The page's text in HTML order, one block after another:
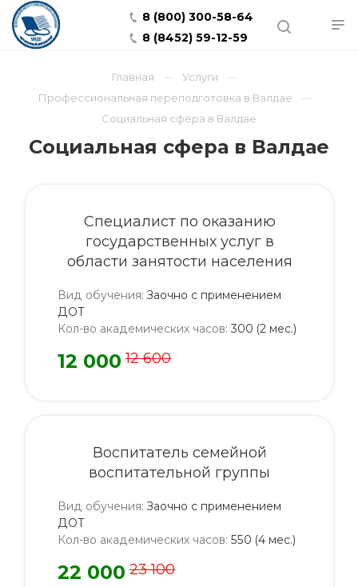
8 (800) 300-58-64
8 (8452) 59-12-59
Главная
Услуги
Профессиональная переподготовка в Валдае
Социальная сфера в Валдае
Социальная сфера в Валдае
Специалист по оказанию
государственных услуг в
области занятости населения
Вид обучения: Заочно с применением
ДОТ
Кол-во академических часов: 300 (2 мес.)
12 000 12 600
Воспитатель семейной
воспитательной группы
Вид обучения: Заочно с применением
ДОТ
Кол-во академических часов: 550 (4 мес.)
22 000 23 100